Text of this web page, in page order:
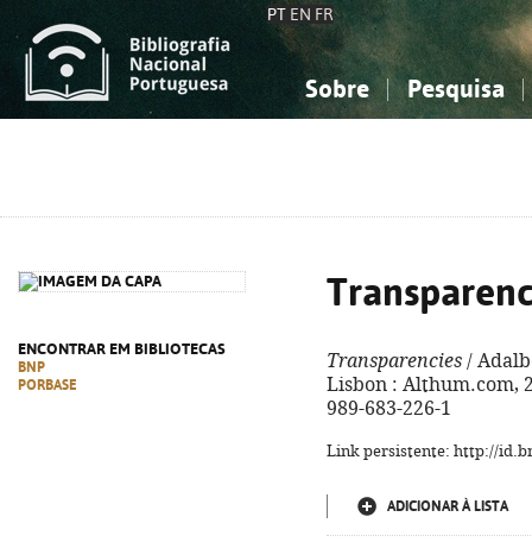
PT EN FR
Sobre Pesquisa
ENCONTRAR EM BIBLIOTECAS
BNP
PORBASE
Transparencies /
Lisbon : Althum.com,
989-683-226-1
Link persistente: http://
ADICIONAR À LISTA